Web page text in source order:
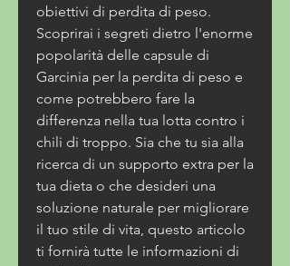
obiettivi di perdita di peso.
Scoprirai i segreti dietro l'enorme
popolarità delle capsule di
Garcinia per la perdita di peso e
come potrebbero fare la
differenza nella tua lotta contro i
chili di troppo. Sia che tu sia alla
ricerca di un supporto extra per la
tua dieta o che desideri una
soluzione naturale per migliorare
il tuo stile di vita, questo articolo
ti fornirà tutte le informazioni di